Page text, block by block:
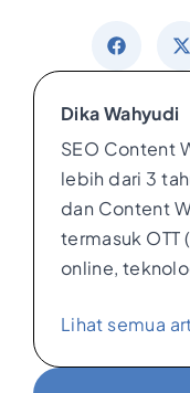
Dika Wahyudi
SEO Content
lebih dari 3
dan Content
termasuk OTT
online,
Lihat semua